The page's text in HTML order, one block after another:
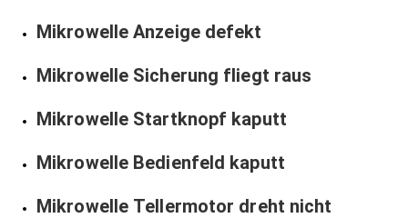
Mikrowelle Anzeige defekt
Mikrowelle Sicherung fliegt raus
Mikrowelle Startknopf kaputt
Mikrowelle Bedienfeld kaputt
Mikrowelle Tellermotor dreht nicht